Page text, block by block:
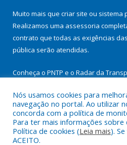
Muito mais que criar site ou sistema
Realizamos uma assessoria
contrato que todas as exigências das
pública serão atendidas.
Conheça o PNTP e o Radar da
Todos os direitos reservados
Nós usamos cookies para
navegação no portal. Ao utilizar
concorda com a política de
Para ter mais informações sobre
Política de cookies (Leia mais).
ACEITO.